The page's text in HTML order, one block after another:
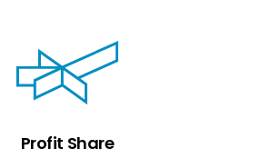
Profit Share